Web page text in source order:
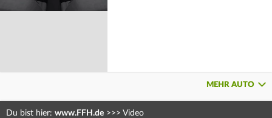
MEHR AUTO
Du bist hier: www.FFH.de >>> Video